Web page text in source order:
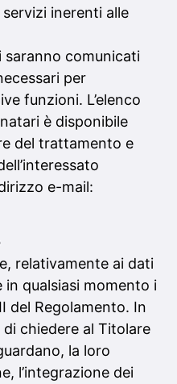
inerenti alle
comunicati
per
funzioni. L’elenco
è disponibile
del trattamento e
e-mail:
relativamente ai dati
in qualsiasi momento i
del Regolamento. In
chiedere al Titolare
la loro
l’integrazione dei